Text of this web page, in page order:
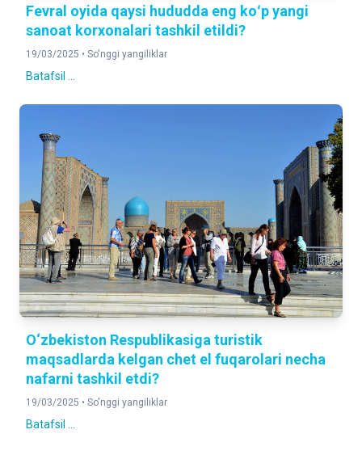
Fevral oyida qaysi hududda eng koʻp yangi
sanoat korxonalari tashkil etildi?
19/03/2025 • So'nggi yangiliklar
Batafsil ...
O‘zbekiston Respublikasiga turistik
maqsadlarda kelgan chet el fuqarolari necha
nafarni tashkil etdi?
19/03/2025 • So'nggi yangiliklar
Batafsil ...